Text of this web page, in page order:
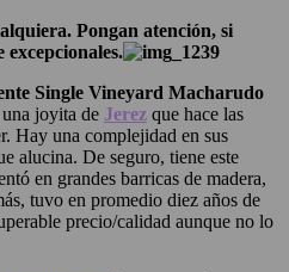
Pongan atención, si
Single Vineyard Macharudo
joyita de Jerez que hace las
Hay una complejidad en sus
alucina. De seguro, tiene este
en grandes barricas de madera,
tuvo en promedio diez años de
precio/calidad aunque no lo